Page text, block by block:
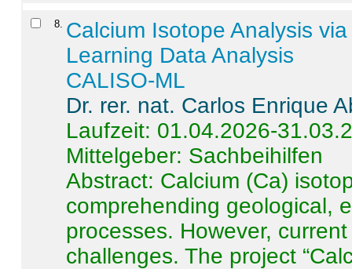
8 Calcium Isotope Analysis
Learning Data Analysis
CALISO-ML
Dr. rer. nat. Carlos Enrique
Laufzeit: 01.04.2026-
Mittelgeber: Sachbeihilfen
Abstract: Calcium (Ca)
comprehending geological,
processes. However,
challenges. The project